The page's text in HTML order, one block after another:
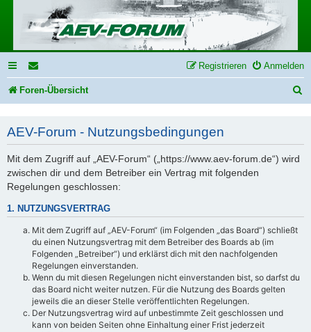
Anmelden
Registrieren
Foren-Übersicht
AEV-Forum - Nutzungsbedingungen
Mit dem Zugriff auf „AEV-Forum“ („https://www.aev-forum.de“) wird
zwischen dir und dem Betreiber ein Vertrag mit folgenden
Regelungen geschlossen:
1. NUTZUNGSVERTRAG
Mit dem Zugriff auf „AEV-Forum“ (im Folgenden „das Board“) schließt
du einen Nutzungsvertrag mit dem Betreiber des Boards ab (im
Folgenden „Betreiber“) und erklärst dich mit den nachfolgenden
Regelungen einverstanden.
Wenn du mit diesen Regelungen nicht einverstanden bist, so darfst du
das Board nicht weiter nutzen. Für die Nutzung des Boards gelten
jeweils die an dieser Stelle veröffentlichten Regelungen.
Der Nutzungsvertrag wird auf unbestimmte Zeit geschlossen und
kann von beiden Seiten ohne Einhaltung einer Frist jederzeit